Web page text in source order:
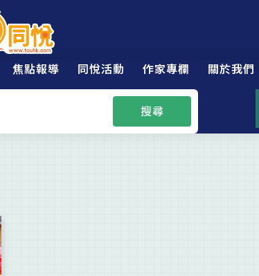
焦點報導 同悅活動 作家專欄 關於我們
搜尋